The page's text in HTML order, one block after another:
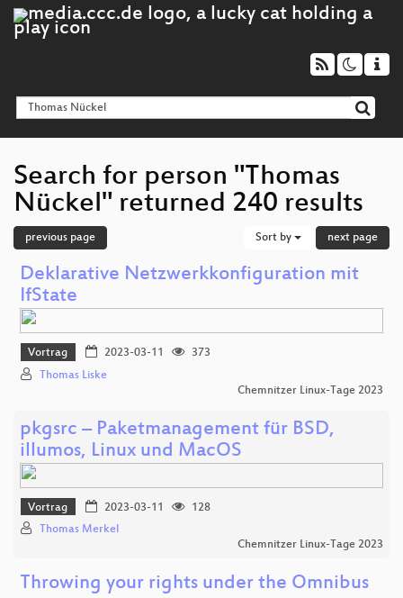
Search for person "Thomas
Nückel" returned 240 results
previous page Sort by next page
Deklarative Netzwerkkonfiguration mit
IfState
Vortrag 2023-03-11
373
Thomas Liske
Chemnitzer Linux-Tage 2023
pkgsrc – Paketmanagement für BSD,
illumos, Linux und MacOS
Vortrag 2023-03-11
128
Thomas Merkel
Chemnitzer Linux-Tage 2023
Throwing your rights under the Omnibus